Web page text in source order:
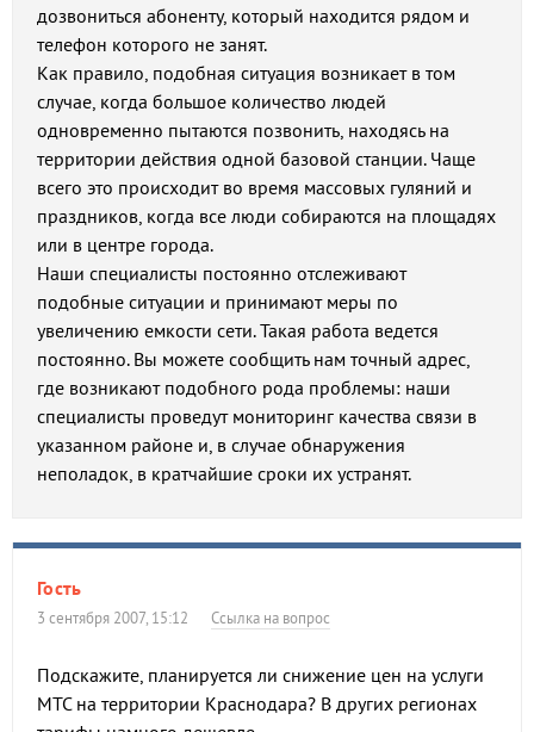
дозвониться абоненту, который находится рядом и
телефон которого не занят.
Как правило, подобная ситуация возникает в том
случае, когда большое количество людей
одновременно пытаются позвонить, находясь на
территории действия одной базовой станции. Чаще
всего это происходит во время массовых гуляний и
праздников, когда все люди собираются на площадях
или в центре города.
Наши специалисты постоянно отслеживают
подобные ситуации и принимают меры по
увеличению емкости сети. Такая работа ведется
постоянно. Вы можете сообщить нам точный адрес,
где возникают подобного рода проблемы: наши
специалисты проведут мониторинг качества связи в
указанном районе и, в случае обнаружения
неполадок, в кратчайшие сроки их устранят.
Гость
3 сентября 2007, 15:12 Ссылка на вопрос
Подскажите, планируется ли снижение цен на услуги
МТС на территории Краснодара? В других регионах